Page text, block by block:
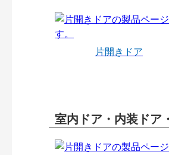
片開きドア
室内ドア・内装ドア